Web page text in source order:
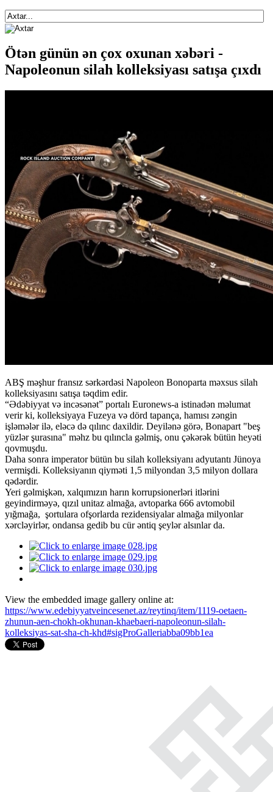
Ötən günün ən çox oxunan xəbəri -
Napoleonun silah kolleksiyası satışa çıxdı
ABŞ məşhur fransız sərkərdəsi Napoleon Bonoparta məxsus silah
kolleksiyasını satışa təqdim edir.
“Ədəbiyyat və incəsənət” portalı Euronews-a istinadən məlumat
verir ki, kolleksiyaya Fuzeya və dörd tapança, hamısı zəngin
işləmələr ilə, eləcə də qılınc daxildir. Deyilənə görə, Bonapart "beş
yüzlər şurasına" məhz bu qılıncla gəlmiş, onu çəkərək bütün heyəti
qovmuşdu.
Daha sonra imperator bütün bu silah kolleksiyanı adyutantı Jünoya
vermişdi. Kolleksiyanın qiyməti 1,5 milyondan 3,5 milyon dollara
qədərdir.
Yeri gəlmişkən, xalqımızın harın korrupsionerləri itlərini
geyindirməyə, qızıl unitaz almağa, avtoparka 666 avtomobil
yığmağa, şortulara ofşorlarda rezidensiyalar almağa milyonlar
xərcləyirlər, ondansa gedib bu cür əntiq şeylər alsınlar da.
View the embedded image gallery online at:
https://www.edebiyyatveincesenet.az/reytinq/item/1119-oetaen-
zhunun-aen-chokh-okhunan-khaebaeri-napoleonun-silah-
kolleksiyas-sat-sha-ch-khd#sigProGalleriabba09bb1ea